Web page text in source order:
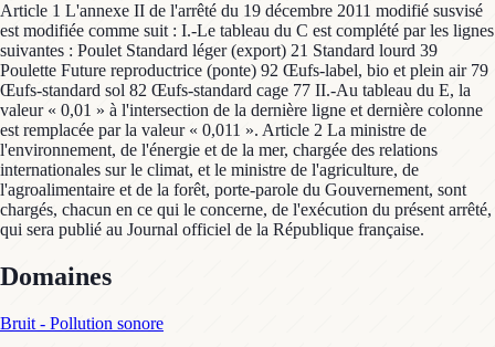
Article 1 L'annexe II de l'arrêté du 19 décembre 2011 modifié susvisé
est modifiée comme suit : I.-Le tableau du C est complété par les lignes
suivantes : Poulet Standard léger (export) 21 Standard lourd 39
Poulette Future reproductrice (ponte) 92 Œufs-label, bio et plein air 79
Œufs-standard sol 82 Œufs-standard cage 77 II.-Au tableau du E, la
valeur « 0,01 » à l'intersection de la dernière ligne et dernière colonne
est remplacée par la valeur « 0,011 ». Article 2 La ministre de
l'environnement, de l'énergie et de la mer, chargée des relations
internationales sur le climat, et le ministre de l'agriculture, de
l'agroalimentaire et de la forêt, porte-parole du Gouvernement, sont
chargés, chacun en ce qui le concerne, de l'exécution du présent arrêté,
qui sera publié au Journal officiel de la République française.
Domaines
Bruit - Pollution sonore